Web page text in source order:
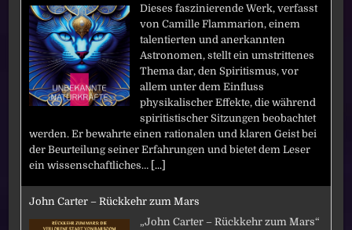
Dieses faszinierende Werk, verfasst
von Camille Flammarion, einem
talentierten und anerkannten
Astronomen, stellt ein umstrittenes
Thema dar, den Spiritismus, vor
allem unter dem Einfluss
physikalischer Effekte, die während
spiritistischer Sitzungen beobachtet
werden. Er bewahrte einen rationalen und klaren Geist bei
der Beurteilung seiner Erfahrungen und bietet dem Leser
ein wissenschaftliches… [...]
John Carter – Rückkehr zum Mars
„John Carter – Rückkehr zum Mars“